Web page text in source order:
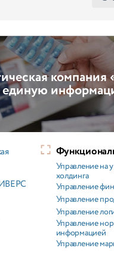
компания
единую
Управление на
холдинга
Управление
Управление
Управление
Управление
информацией
Управление